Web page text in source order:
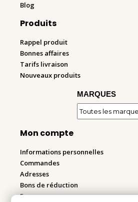
Blog
Produits
Rappel produit
Bonnes affaires
Tarifs livraison
Nouveaux produits
MARQUES
Mon compte
Informations personnelles
Commandes
Adresses
Bons de réduction
Espace pro